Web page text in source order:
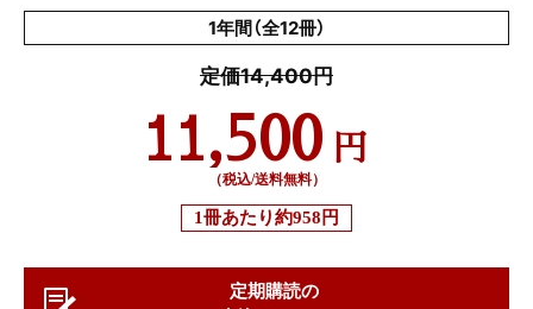
1年間（全12冊）
定価14,400円
11,500 円
（税込/送料無料）
1冊あたり約958円
定期購読の